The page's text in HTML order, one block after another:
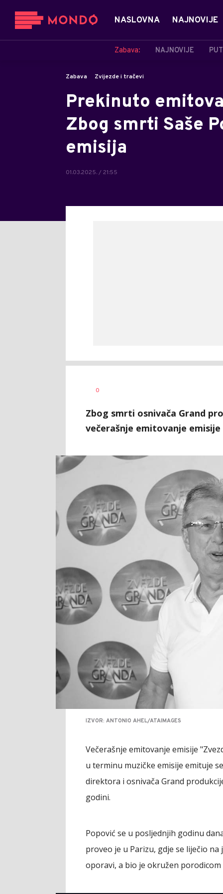
NASLOVNA NAJNOVIJE
Zabava: NAJNOVIJE
Zabava Zvijezde i tračevi
Prekinuto
Zbog smrti Saše
emisija
01.03.2025. / 21:55
AUTOR
0
Zbog smrti osnivača Grand
večerašnje emitovanje emisije
IZVOR: ANTONIO AHEL/ATAIMAGES
Večerašnje emitovanje emisije
u terminu muzičke emisije emituje
direktora i osnivača Grand
godini.
Popović se u posljednjih godinu
proveo je u Parizu, gdje se liječio
oporavi, a bio je okružen